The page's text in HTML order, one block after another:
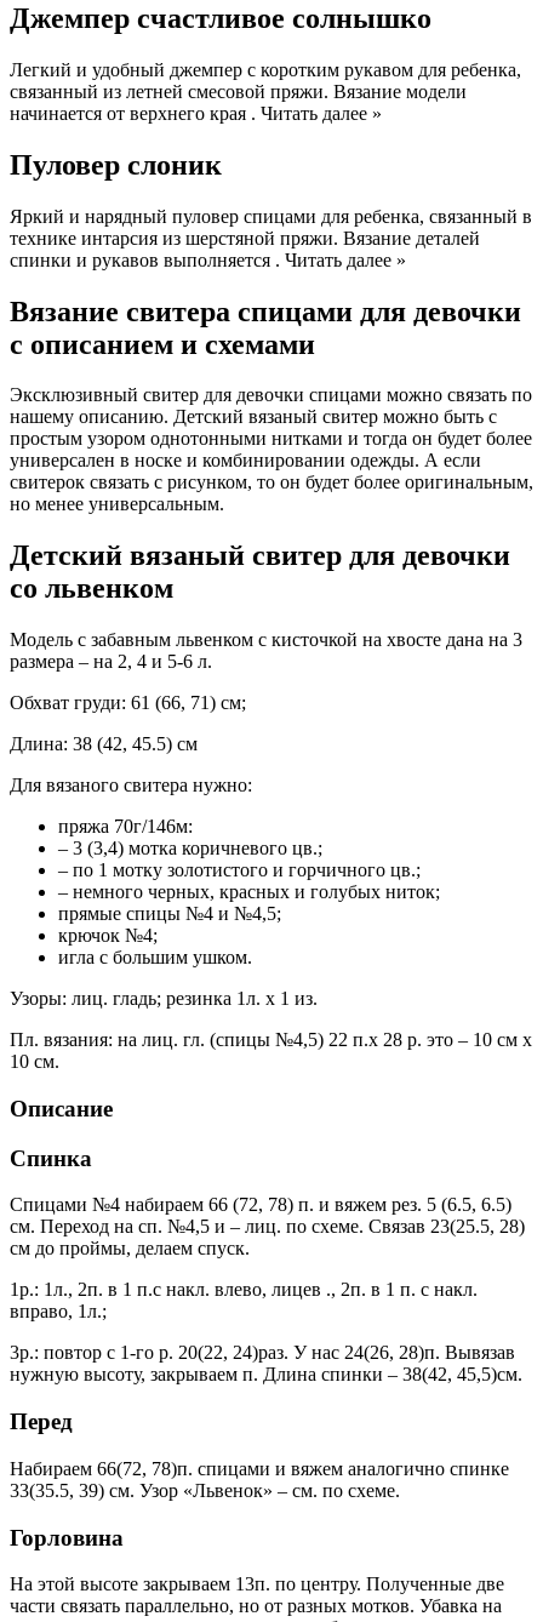
Джемпер счастливое солнышко
Легкий и удобный джемпер с коротким рукавом для ребенка,
связанный из летней смесовой пряжи. Вязание модели
начинается от верхнего края . Читать далее »
Пуловер слоник
Яркий и нарядный пуловер спицами для ребенка, связанный в
технике интарсия из шерстяной пряжи. Вязание деталей
спинки и рукавов выполняется . Читать далее »
Вязание свитера спицами для девочки
с описанием и схемами
Эксклюзивный свитер для девочки спицами можно связать по
нашему описанию. Детский вязаный свитер можно быть с
простым узором однотонными нитками и тогда он будет более
универсален в носке и комбинировании одежды. А если
свитерок связать с рисунком, то он будет более оригинальным,
но менее универсальным.
Детский вязаный свитер для девочки
со львенком
Модель с забавным львенком с кисточкой на хвосте дана на 3
размера – на 2, 4 и 5-6 л.
Обхват груди: 61 (66, 71) см;
Длина: 38 (42, 45.5) см
Для вязаного свитера нужно:
пряжа 70г/146м:
– 3 (3,4) мотка коричневого цв.;
– по 1 мотку золотистого и горчичного цв.;
– немного черных, красных и голубых ниток;
прямые спицы №4 и №4,5;
крючок №4;
игла с большим ушком.
Узоры: лиц. гладь; резинка 1л. х 1 из.
Пл. вязания: на лиц. гл. (спицы №4,5) 22 п.х 28 р. это – 10 см х
10 см.
Описание
Спинка
Спицами №4 набираем 66 (72, 78) п. и вяжем рез. 5 (6.5, 6.5)
см. Переход на сп. №4,5 и – лиц. по схеме. Связав 23(25.5, 28)
см до проймы, делаем спуск.
1р.: 1л., 2п. в 1 п.с накл. влево, лицев ., 2п. в 1 п. с накл.
вправо, 1л.;
3р.: повтор с 1-го р. 20(22, 24)раз. У нас 24(26, 28)п. Вывязав
нужную высоту, закрываем п. Длина спинки – 38(42, 45,5)см.
Перед
Набираем 66(72, 78)п. спицами и вяжем аналогично спинке
33(35.5, 39) см. Узор «Львенок» – см. по схеме.
Горловина
На этой высоте закрываем 13п. по центру. Полученные две
части связать параллельно, но от разных мотков. Убавка на